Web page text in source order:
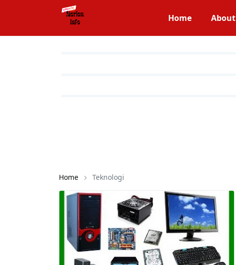
Home About
Home Teknologi